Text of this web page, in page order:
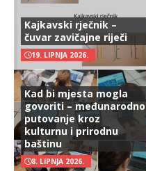
Kajkavski rječnik –
čuvar zavičajne riječi
19. LIPNJA 2026.
Kad bi mjesta mogla
govoriti – međunarodno
putovanje kroz
kulturnu i prirodnu
baštinu
8. LIPNJA 2026.